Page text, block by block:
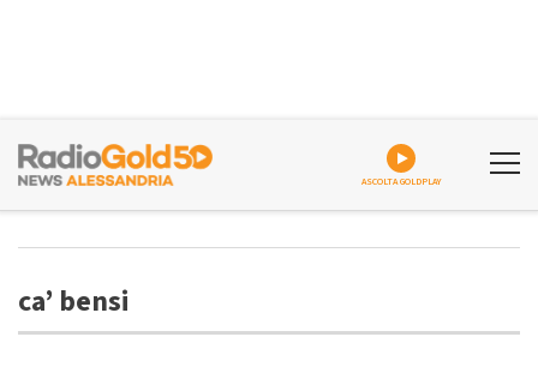
ASCOLTA GOLDPLAY
ca’ bensi